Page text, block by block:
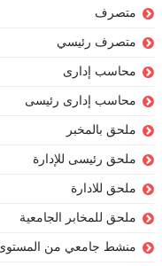
متصرف
متصرف رئيسي
محاسب إدارى
محاسب إدارى رئيسى
ملحق بالمخبر
ملحق رئيسى للإدارة
ملحق للادارة
ملحق للمخابر الجامعية
منشط جامعي من المستوى